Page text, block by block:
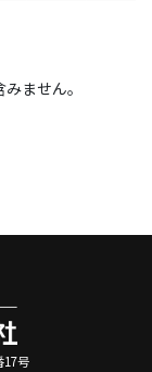
ません。
17号